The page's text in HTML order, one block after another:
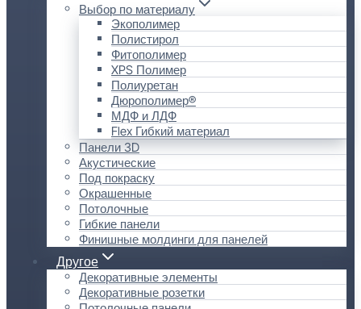
Выбор по материалу
Экополимер
Полистирол
Фитополимер
XPS Полимер
Полиуретан
Дюрополимер®
МДФ и ЛДФ
Flex Гибкий материал
Панели 3D
Акустические
Под покраску
Окрашенные
Потолочные
Гибкие панели
Финишные молдинги для панелей
Другое
Декоративные элементы
Декоративные розетки